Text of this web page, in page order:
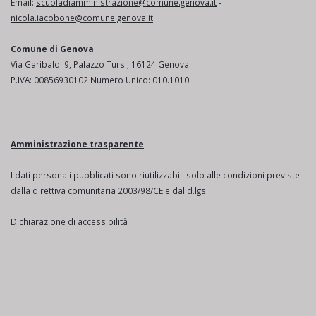
nicola.iacobone@comune.genova.it
Comune di Genova
Via Garibaldi 9, Palazzo Tursi, 16124 Genova
P.IVA: 00856930102 Numero Unico: 010.1010
Amministrazione trasparente
I dati personali pubblicati sono riutilizzabili solo alle condizioni previste
dalla direttiva comunitaria 2003/98/CE e dal d.lgs
Dichiarazione di accessibilità